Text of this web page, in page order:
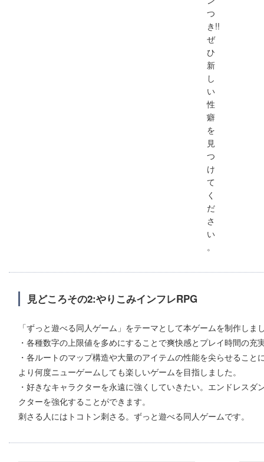
つ
き!!
ぜ
ひ
新
し
い
性
癖
を
見
つ
け
て
く
だ
さ
い
。
見どころその2:やりこみインフレRPG
「ずっと遊べる同人ゲーム」をテーマとして本ゲームを制作しま
・各種数字の上限値を多めにすることで爽快感とプレイ時間の充
・各ルートのマップ構造や大量のアイテムの性能を尖らせるこ
より何度ニューゲームしても楽しいゲームを目指しました。
・好きなキャラクターを永遠に強くしていきたい。エンドレス
クターを強化することができます。
刺さる人にはトコトン刺さる。ずっと遊べる同人ゲームです。